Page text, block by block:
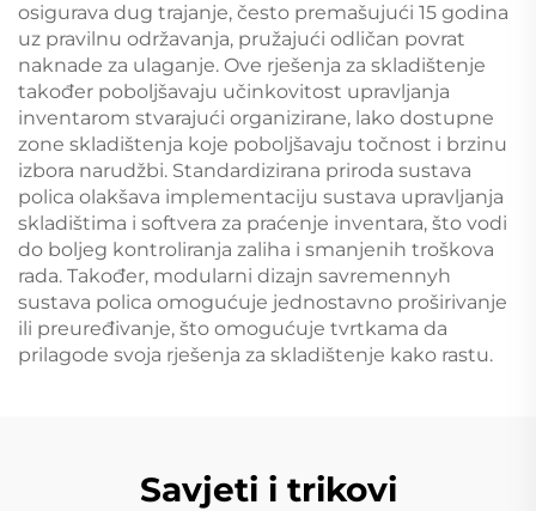
osigurava dug trajanje, često premašujući 15 godina
uz pravilnu održavanja, pružajući odličan povrat
naknade za ulaganje. Ove rješenja za skladištenje
također poboljšavaju učinkovitost upravljanja
inventarom stvarajući organizirane, lako dostupne
zone skladištenja koje poboljšavaju točnost i brzinu
izbora narudžbi. Standardizirana priroda sustava
polica olakšava implementaciju sustava upravljanja
skladištima i softvera za praćenje inventara, što vodi
do boljeg kontroliranja zaliha i smanjenih troškova
rada. Također, modularni dizajn savremennyh
sustava polica omogućuje jednostavno proširivanje
ili preuređivanje, što omogućuje tvrtkama da
prilagode svoja rješenja za skladištenje kako rastu.
Savjeti i trikovi